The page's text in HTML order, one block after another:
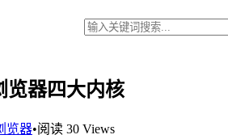
览器四大内核
览器•阅读 30 Views